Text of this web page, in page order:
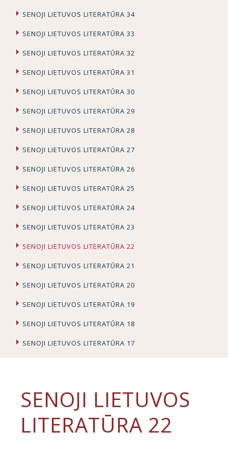
SENOJI LIETUVOS LITERATŪRA 34
SENOJI LIETUVOS LITERATŪRA 33
SENOJI LIETUVOS LITERATŪRA 32
SENOJI LIETUVOS LITERATŪRA 31
SENOJI LIETUVOS LITERATŪRA 30
SENOJI LIETUVOS LITERATŪRA 29
SENOJI LIETUVOS LITERATŪRA 28
SENOJI LIETUVOS LITERATŪRA 27
SENOJI LIETUVOS LITERATŪRA 26
SENOJI LIETUVOS LITERATŪRA 25
SENOJI LIETUVOS LITERATŪRA 24
SENOJI LIETUVOS LITERATŪRA 23
SENOJI LIETUVOS LITERATŪRA 22
SENOJI LIETUVOS LITERATŪRA 21
SENOJI LIETUVOS LITERATŪRA 20
SENOJI LIETUVOS LITERATŪRA 19
SENOJI LIETUVOS LITERATŪRA 18
SENOJI LIETUVOS LITERATŪRA 17
SENOJI LIETUVOS
LITERATŪRA 22